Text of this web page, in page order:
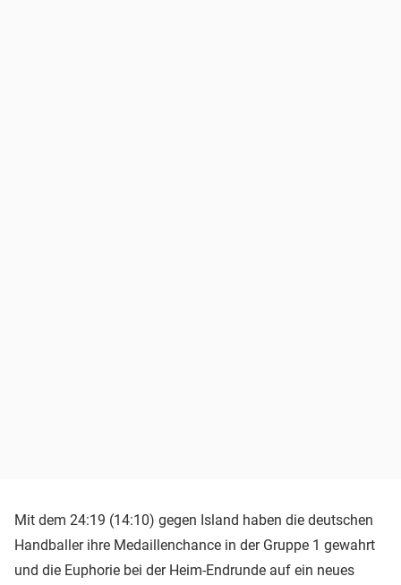
Mit dem 24:19 (14:10) gegen Island haben die deutschen
Handballer ihre Medaillenchance in der Gruppe 1 gewahrt
und die Euphorie bei der Heim-Endrunde auf ein neues